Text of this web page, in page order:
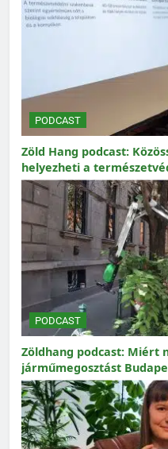
PODCAST
Zöld Hang podcast:
helyezheti a
PODCAST
Zöldhang podcast: Miért
járműmegosztást